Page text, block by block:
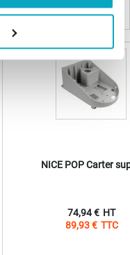
NICE POP Carter
89,93 €
74,94 €